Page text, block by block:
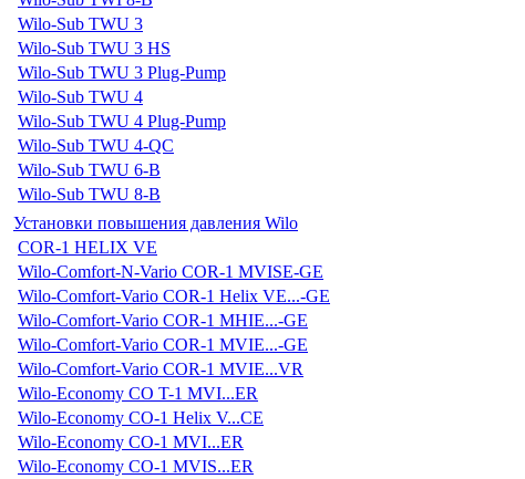
Wilo-Sub TWU 3
Wilo-Sub TWU 3 HS
Wilo-Sub TWU 3 Plug-Pump
Wilo-Sub TWU 4
Wilo-Sub TWU 4 Plug-Pump
Wilo-Sub TWU 4-QC
Wilo-Sub TWU 6-B
Wilo-Sub TWU 8-B
Установки повышения давления Wilo
COR-1 HELIX VE
Wilo-Comfort-N-Vario COR-1 MVISE-GE
Wilo-Comfort-Vario COR-1 Helix VE...-GE
Wilo-Comfort-Vario COR-1 MHIE...-GE
Wilo-Comfort-Vario COR-1 MVIE...-GE
Wilo-Comfort-Vario COR-1 MVIE...VR
Wilo-Economy CO T-1 MVI...ER
Wilo-Economy CO-1 Helix V...CE
Wilo-Economy CO-1 MVI...ER
Wilo-Economy CO-1 MVIS...ER